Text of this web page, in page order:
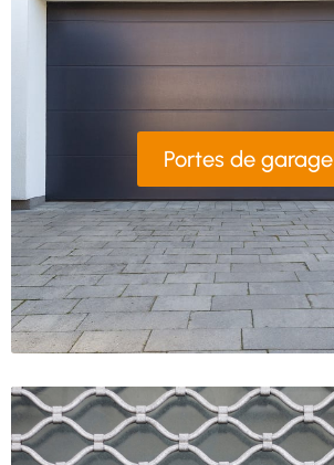
Portes de garage